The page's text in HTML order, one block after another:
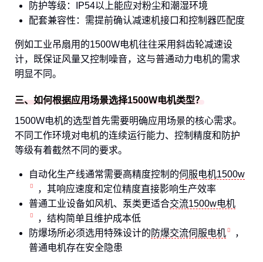
防护等级：IP54以上能应对粉尘和潮湿环境
配套兼容性：需提前确认减速机接口和控制器匹配度
例如工业吊扇用的1500W电机往往采用斜齿轮减速设
计，既保证风量又控制噪音，这与普通动力电机的需求
明显不同。
三、如何根据应用场景选择1500W电机类型？
1500W电机的选型首先需要明确应用场景的核心需求。
不同工作环境对电机的连续运行能力、控制精度和防护
等级有着截然不同的要求。
自动化生产线通常需要高精度控制的伺服电机1500w
，其响应速度和定位精度直接影响生产效率
普通工业设备如风机、泵类更适合交流1500w电机
，结构简单且维护成本低
防爆场所必须选用特殊设计的 防爆交流伺服电机
，
普通电机存在安全隐患